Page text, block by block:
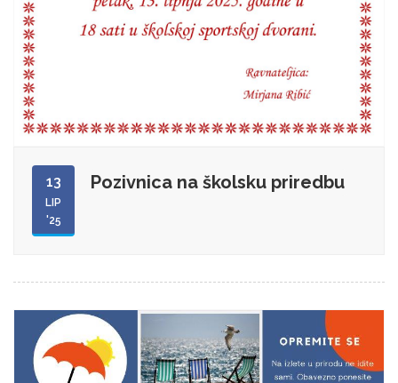
13
LIP
'25
Pozivnica na školsku priredbu